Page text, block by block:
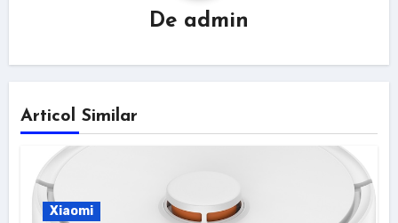
De admin
Articol Similar
Xiaomi